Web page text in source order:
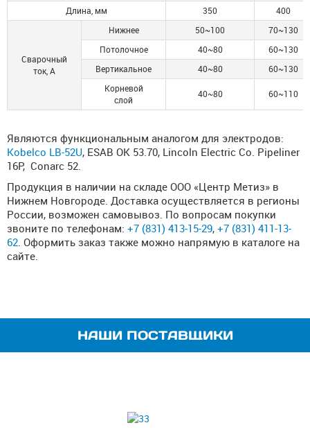
Длина, мм
350 400
Сварочный
ток, А
Нижнее 50~100
70~130
Потолочное
40~80
60~130
Вертикальное
40~80
60~130
Корневой
слой
40~80 60~110
Являются функциональным аналогом для электродов:
Kobelco LB-52U, ESAB ОК 53.70, Lincoln Electric Co. Pipeliner
16P, Conarc 52.
Продукция в наличии на складе ООО «Центр Метиз» в
Нижнем Новгороде. Доставка осуществляется в регионы
России, возможен самовывоз. По вопросам покупки
звоните по телефонам: +7 (831) 413-15-29, +7 (831) 411-13-
62. Оформить заказ также можно напрямую в каталоге на
сайте.
НАШИ ПОСТАВЩИКИ